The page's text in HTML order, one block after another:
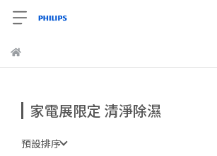
家電展限定 清淨除濕
預設排序